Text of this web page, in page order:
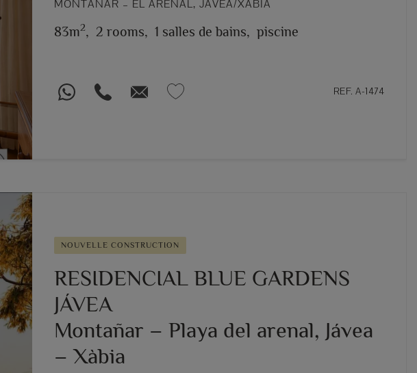
MONTAÑAR – EL ARENAL, JÁVEA/XÀBIA
83m2, 2 rooms, 1 salles de bains, piscine
REF. A-1474
NOUVELLE CONSTRUCTION
RESIDENCIAL BLUE GARDENS
JÁVEA
Montañar – Playa del arenal, Jávea
– Xàbia